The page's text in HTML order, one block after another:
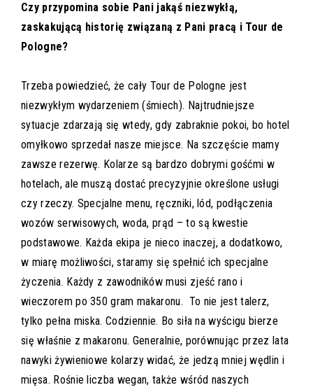
Czy przypomina sobie Pani jakąś niezwykłą,
zaskakującą historię związaną z Pani pracą i Tour de
Pologne?
Trzeba powiedzieć, że cały Tour de Pologne jest
niezwykłym wydarzeniem (śmiech). Najtrudniejsze
sytuacje zdarzają się wtedy, gdy zabraknie pokoi, bo hotel
omyłkowo sprzedał nasze miejsce. Na szczęście mamy
zawsze rezerwę. Kolarze są bardzo dobrymi gośćmi w
hotelach, ale muszą dostać precyzyjnie określone usługi
czy rzeczy. Specjalne menu, ręczniki, lód, podłączenia
wozów serwisowych, woda, prąd – to są kwestie
podstawowe. Każda ekipa je nieco inaczej, a dodatkowo,
w miarę możliwości, staramy się spełnić ich specjalne
życzenia. Każdy z zawodników musi zjeść rano i
wieczorem po 350 gram makaronu. To nie jest talerz,
tylko pełna miska. Codziennie. Bo siła na wyścigu bierze
się właśnie z makaronu. Generalnie, porównując przez lata
nawyki żywieniowe kolarzy widać, że jedzą mniej wędlin i
mięsa. Rośnie liczba wegan, także wśród naszych